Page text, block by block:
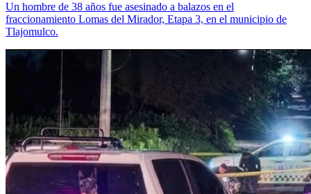
Un hombre de 38 años fue asesinado a balazos en el
fraccionamiento Lomas del Mirador, Etapa 3, en el municipio de
Tlajomulco.